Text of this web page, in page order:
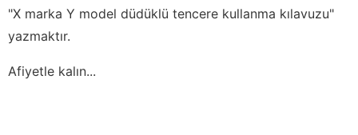
"X marka Y model düdüklü tencere kullanma kılavuzu"
yazmaktır.
Afiyetle kalın...